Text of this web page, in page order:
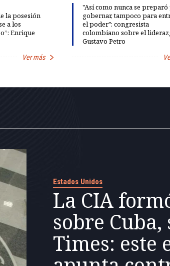
la posesión
a los
Enrique
Ver más
"Así como nunca se
gobernar, tampoco para
el poder": congresista
colombiano sobre el
Gustavo Petro
Estados Unidos
La CIA
sobre
Times: este